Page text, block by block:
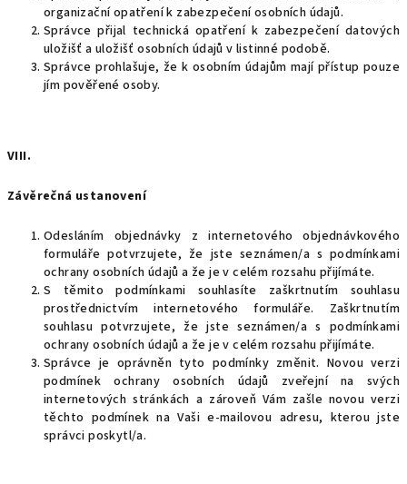
organizační opatření k zabezpečení osobních údajů.
Správce přijal technická opatření k zabezpečení datových
uložišť a uložišť osobních údajů v listinné podobě.
Správce prohlašuje, že k osobním údajům mají přístup pouze
jím pověřené osoby.
VIII.
Závěrečná ustanovení
Odesláním objednávky z internetového objednávkového
formuláře potvrzujete, že jste seznámen/a s podmínkami
ochrany osobních údajů a že je v celém rozsahu přijímáte.
S těmito podmínkami souhlasíte zaškrtnutím souhlasu
prostřednictvím internetového formuláře. Zaškrtnutím
souhlasu potvrzujete, že jste seznámen/a s podmínkami
ochrany osobních údajů a že je v celém rozsahu přijímáte.
Správce je oprávněn tyto podmínky změnit. Novou verzi
podmínek ochrany osobních údajů zveřejní na svých
internetových stránkách a zároveň Vám zašle novou verzi
těchto podmínek na Vaši e-mailovou adresu, kterou jste
správci poskytl/a.